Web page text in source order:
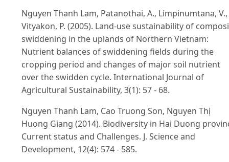
Nguyen Thanh Lam, Patanothai, A., Limpinumtana, V.,
Vityakon, P. (2005). Land-use sustainability of
swiddening in the uplands of Northern Vietnam:
Nutrient balances of swiddening fields during the
cropping period and changes of major soil nutrient
over the swidden cycle. International Journal of
Agricultural Sustainability, 3(1): 57 - 68.
Nguyen Thanh Lam, Cao Truong Son, Nguyen Thị
Huong Giang (2014). Biodiversity in Hai Duong
Current status and Challenges. J. Science and
Development, 12(4): 574 - 585.